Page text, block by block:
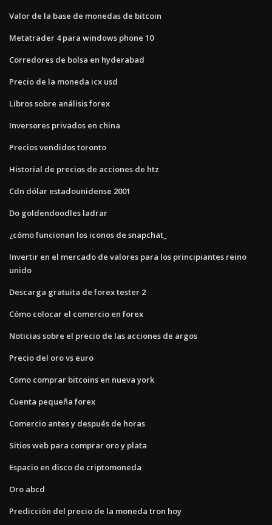
Valor de la base de monedas de bitcoin
Metatrader 4 para windows phone 10
Corredores de bolsa en hyderabad
Precio de la moneda icx usd
Libros sobre análisis forex
Inversores privados en china
Precios vendidos toronto
Historial de precios de acciones de htz
Cdn dólar estadounidense 2001
Do goldendoodles ladrar
¿cómo funcionan los iconos de snapchat_
Invertir en el mercado de valores para los principiantes reino
unido
Descarga gratuita de forex tester 2
Cómo colocar el comercio en forex
Noticias sobre el precio de las acciones de argos
Precio del oro vs euro
Como comprar bitcoins en nueva york
Cuenta pequeña forex
Comercio antes y después de horas
Sitios web para comprar oro y plata
Espacio en disco de criptomoneda
Oro abcd
Predicción del precio de la moneda tron ​​hoy